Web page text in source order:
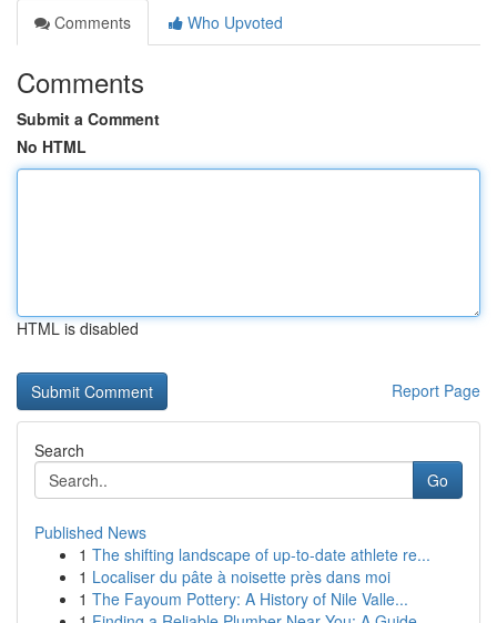
Comments
Who Upvoted
Comments
Submit a Comment
No HTML
HTML is disabled
Report Page
Search
Go
Published News
1 The shifting landscape of up-to-date athlete re...
1 Localiser du pâte à noisette près dans moi
1 The Fayoum Pottery: A History of Nile Valle...